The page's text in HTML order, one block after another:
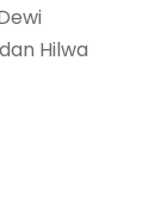
Hilwa